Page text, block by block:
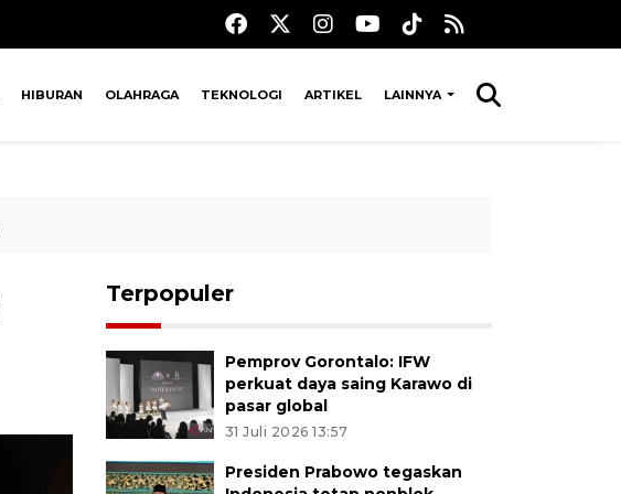
HIBURAN OLAHRAGA TEKNOLOGI ARTIKEL LAINNYA
Terpopuler
Pemprov Gorontalo: IFW
perkuat daya saing Karawo di
pasar global
31 Juli 2026 13:57
Presiden Prabowo tegaskan